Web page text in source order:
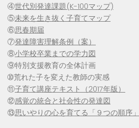
④世代別発達課題(K-100マップ)
⑤未来を生き抜く子育てマップ
⑥思春期届
⑦発達障害理解条例（案）
⑧小学校卒業までの学力図
⑨特別支援教育の全体計画
➉荒れた子を変えた教師の実感
⑪子育て講座テキスト（2017年版）
⑫感覚の統合と社会性の発達図
⑬思いやりの心を育てる「９つの順序」